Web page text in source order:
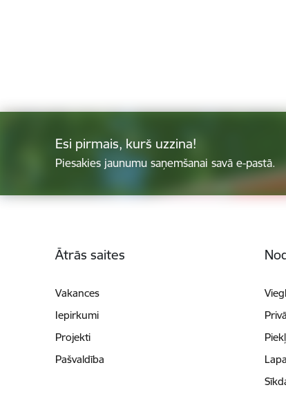
Esi pirmais, kurš uzzina!
Piesakies jaunumu saņemšanai savā e-pastā.
Ātrās saites
Vakances
Iepirkumi
Projekti
Pašvaldība